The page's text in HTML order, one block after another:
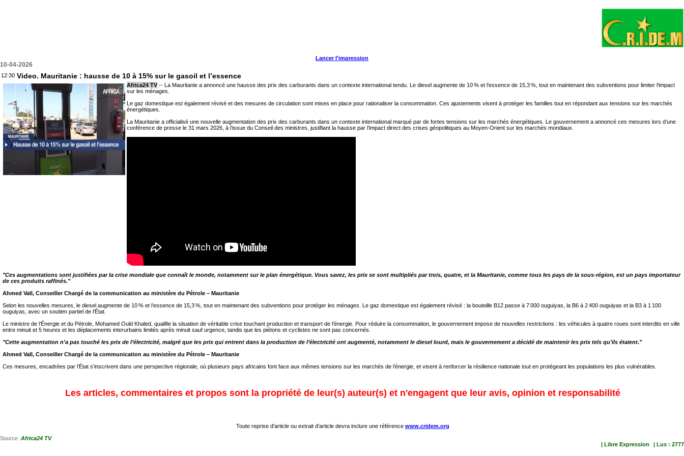
Lancer l'impression
10-04-2026
12:30 Video. Mauritanie : hausse de 10 à 15% sur le gasoil et l’essence
Africa24 TV-- La Mauritanie a annoncé une hausse des prix des carburants dans un contexte international tendu. Le diesel augmente de 10 % et l’essence de 15,3 %, tout en maintenant des subventions pour limiter l’impact
sur les ménages.
Le gaz domestique est également révisé et des mesures de circulation sont mises en place pour rationaliser la consommation. Ces ajustements visent à protéger les familles tout en répondant aux tensions sur les marchés
énergétiques.
La Mauritanie a officialisé une nouvelle augmentation des prix des carburants dans un contexte international marqué par de fortes tensions sur les marchés énergétiques. Le gouvernement a annoncé ces mesures lors d’une
conférence de presse le 31 mars 2026, à l’issue du Conseil des ministres, justifiant la hausse par l’impact direct des crises géopolitiques au Moyen-Orient sur les marchés mondiaux.
"Ces augmentations sont justifiées par la crise mondiale que connaît le monde, notamment sur le plan énergétique. Vous savez, les prix se sont multipliés par trois, quatre, et la Mauritanie, comme tous les pays de la sous-région, est un pays importateur
de ces produits raffinés."
Ahmed Vall, Conseiller Chargé de la communication au ministère du Pétrole – Mauritanie
Selon les nouvelles mesures, le diesel augmente de 10 % et l’essence de 15,3 %, tout en maintenant des subventions pour protéger les ménages. Le gaz domestique est également révisé : la bouteille B12 passe à 7 000 ouguiyas, la B6 à 2 400 ouguiyas et la B3 à 1 100
ouguiyas, avec un soutien partiel de l’État.
Le ministre de l’Énergie et du Pétrole, Mohamed Ould Khaled, qualifie la situation de véritable crise touchant production et transport de l’énergie. Pour réduire la consommation, le gouvernement impose de nouvelles restrictions : les véhicules à quatre roues sont interdits en ville
entre minuit et 5 heures et les déplacements interurbains limités après minuit sauf urgence, tandis que les piétons et cyclistes ne sont pas concernés.
"Cette augmentation n’a pas touché les prix de l’électricité, malgré que les prix qui entrent dans la production de l’électricité ont augmenté, notamment le diesel lourd, mais le gouvernement a décidé de maintenir les prix tels qu’ils étaient."
Ahmed Vall, Conseiller Chargé de la communication au ministère du Pétrole – Mauritanie
Ces mesures, encadrées par l’État s’inscrivent dans une perspective régionale, où plusieurs pays africains font face aux mêmes tensions sur les marchés de l’énergie, et visent à renforcer la résilience nationale tout en protégeant les populations les plus vulnérables.
Les articles, commentaires et propos sont la propriété de leur(s) auteur(s) et n'engagent que leur avis, opinion et responsabilité
Toute reprise d'article ou extrait d'article devra inclure une référence www.cridem.org
Source :Africa24 TV
| Libre Expression
| Lus : 2777